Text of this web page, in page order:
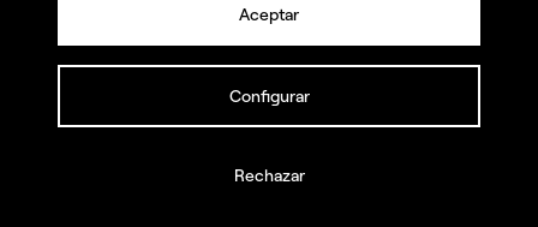
© summa.es Todos los derechos reservados.
Aceptar
Configurar
Rechazar